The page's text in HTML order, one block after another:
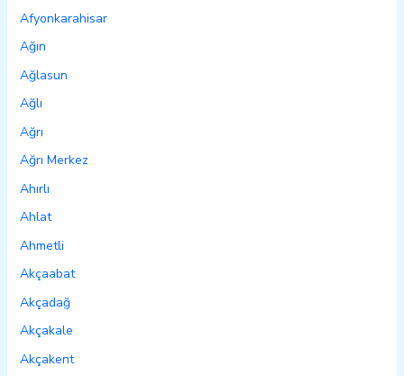
Afyonkarahisar
Ağın
Ağlasun
Ağlı
Ağrı
Ağrı Merkez
Ahırlı
Ahlat
Ahmetli
Akçaabat
Akçadağ
Akçakale
Akçakent